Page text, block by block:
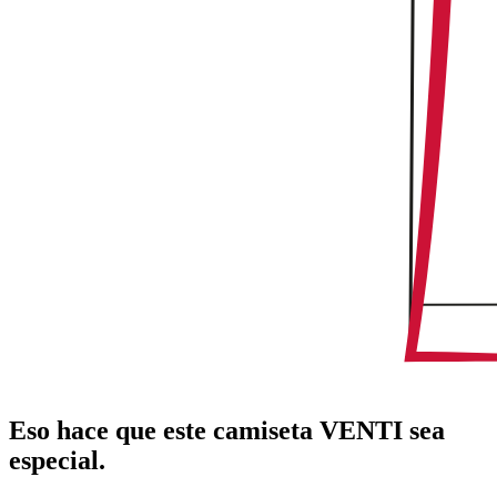
Eso hace que este camiseta VENTI sea
especial.